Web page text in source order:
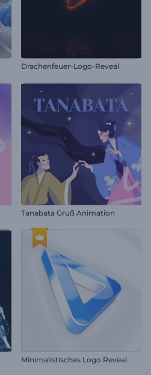
Drachenfeuer-Logo-Reveal
Tanabata Gruß Animation
Minimalistisches Logo Reveal